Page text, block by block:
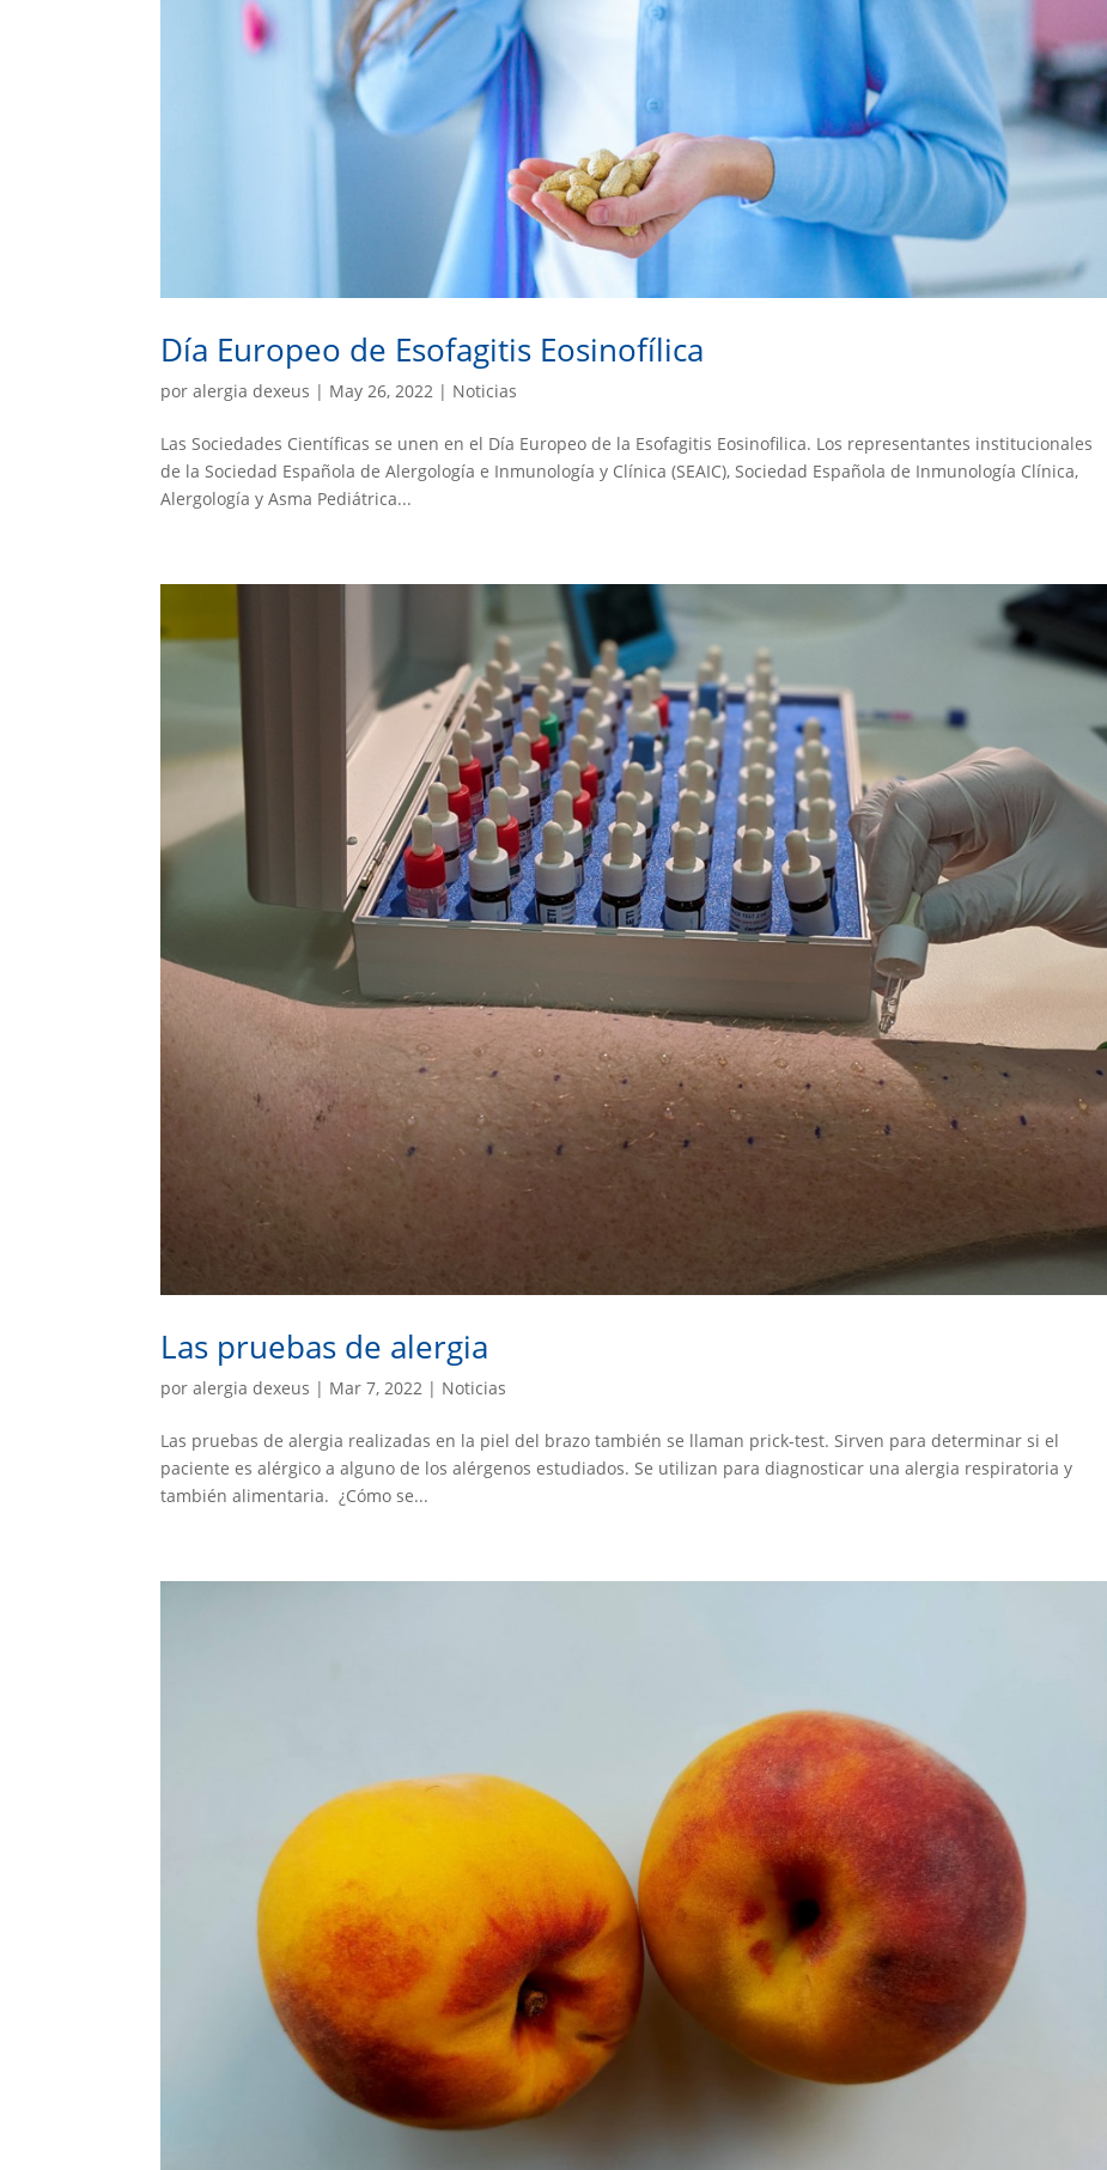
Día Europeo de Esofagitis Eosinofílica
poralergia dexeus | May 26, 2022 | Noticias
Las Sociedades Científicas se unen en el Día Europeo de la Esofagitis Eosinofilica. Los representantes institucionales
de la Sociedad Española de Alergología e Inmunología y Clínica (SEAIC), Sociedad Española de Inmunología Clínica,
Alergología y Asma Pediátrica...
Las pruebas de alergia
poralergia dexeus | Mar 7, 2022 | Noticias
Las pruebas de alergia realizadas en la piel del brazo también se llaman prick-test. Sirven para determinar si el
paciente es alérgico a alguno de los alérgenos estudiados. Se utilizan para diagnosticar una alergia respiratoria y
también alimentaria. ¿Cómo se...